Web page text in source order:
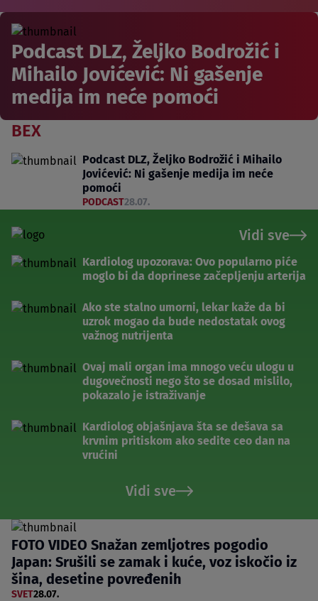
Podcast DLZ, Željko Bodrožić i
Mihailo Jovićević: Ni gašenje
medija im neće pomoći
BEX
Podcast DLZ, Željko Bodrožić i Mihailo
Jovićević: Ni gašenje medija im neće
pomoći
PODCAST28.07.
Vidi sve
Kardiolog upozorava: Ovo popularno piće
moglo bi da doprinese začepljenju arterija
Ako ste stalno umorni, lekar kaže da bi
uzrok mogao da bude nedostatak ovog
važnog nutrijenta
Ovaj mali organ ima mnogo veću ulogu u
dugovečnosti nego što se dosad mislilo,
pokazalo je istraživanje
Kardiolog objašnjava šta se dešava sa
krvnim pritiskom ako sedite ceo dan na
vrućini
Vidi sve
FOTO VIDEO Snažan zemljotres pogodio
Japan: Srušili se zamak i kuće, voz iskočio iz
šina, desetine povređenih
SVET28.07.